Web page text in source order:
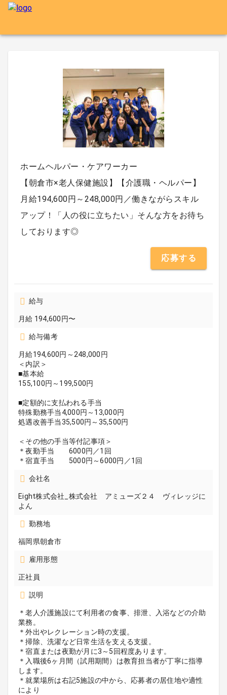
ホームヘルパー・ケアワーカー
【朝倉市×老人保健施設】【介護職・ヘルパー】
月給194,600円～248,000円／働きながらスキル
アップ！「人の役に立ちたい」そんな方をお待ち
しております◎
応募する
給与
月給 194,600円〜
給与備考
月給194,600円～248,000円
＜内訳＞
■基本給
155,100円～199,500円
■定額的に支払われる手当
特殊勤務手当4,000円～13,000円
処遇改善手当35,500円～35,500円
＜その他の手当等付記事項＞
＊夜勤手当 6000円／1回
＊宿直手当 5000円～6000円／1回
会社名
Eight株式会社_株式会社 アミューズ２４ ヴィレッジに
よん
勤務地
福岡県朝倉市
雇用形態
正社員
説明
＊老人介護施設にて利用者の食事、排泄、入浴などの介助
業務。
＊外出やレクレーション時の支援。
＊掃除、洗濯など日常生活を支える支援。
＊宿直または夜勤が月に3～5回程度あります。
＊入職後6ヶ月間（試用期間）は教育担当者が丁寧に指導
します。
＊就業場所は右記5施設の中から、応募者の居住地や適性
により